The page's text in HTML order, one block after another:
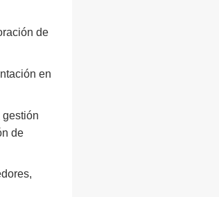
de
en
gestión
de